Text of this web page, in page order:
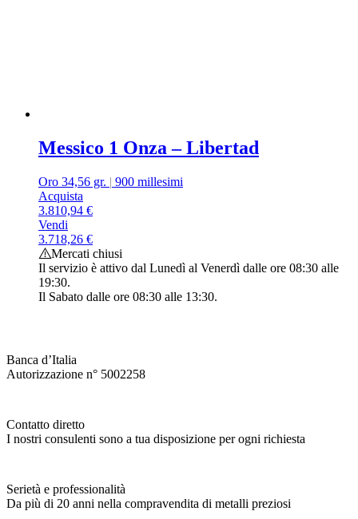
Messico 1 Onza – Libertad
Oro 34,56 gr. | 900 millesimi
Acquista
3.810,94 €
Vendi
3.718,26 €
Mercati chiusi
Il servizio è attivo dal Lunedì al Venerdì dalle ore 08:30 alle
19:30.
Il Sabato dalle ore 08:30 alle 13:30.
Banca d’Italia
Autorizzazione n° 5002258
Contatto diretto
I nostri consulenti sono a tua disposizione per ogni richiesta
Serietà e professionalità
Da più di 20 anni nella compravendita di metalli preziosi